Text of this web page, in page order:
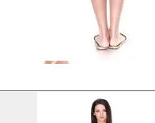
виробом
при 30°C без